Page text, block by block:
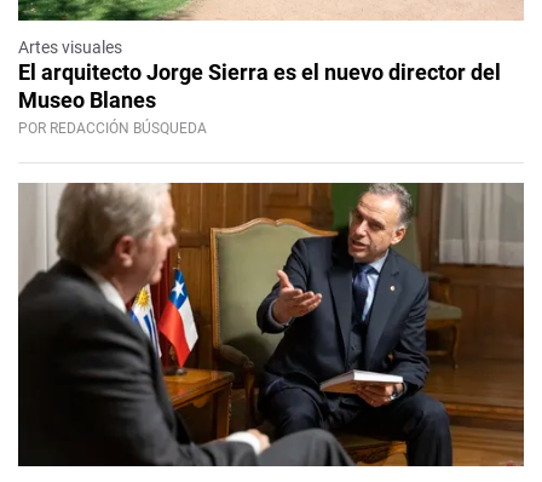
Artes visuales
El arquitecto Jorge Sierra es el nuevo director del
Museo Blanes
POR REDACCIÓN BÚSQUEDA